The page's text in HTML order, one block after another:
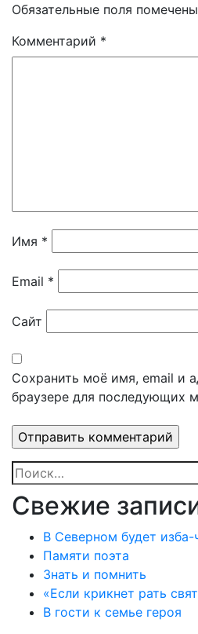
Обязательные поля помечены
Комментарий *
Имя *
Email *
Сайт
Сохранить моё имя, email и
браузере для последующих
Найти:
Свежие
В Северном будет изба-
Памяти поэта
Знать и помнить
«Если крикнет рать
В гости к семье героя